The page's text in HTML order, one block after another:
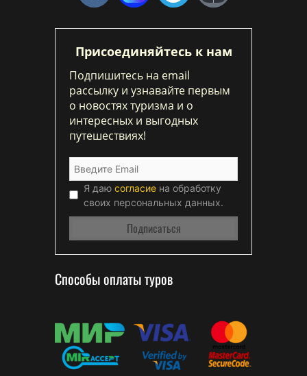
Присоединяйтесь к нам
Подпишитесь на email
рассылку и узнавайте первым
о новостях туризма и о
интересных и выгодных
путешествиях!
Я даю согласие на обработку
своих персональных данных.
Способы оплаты туров